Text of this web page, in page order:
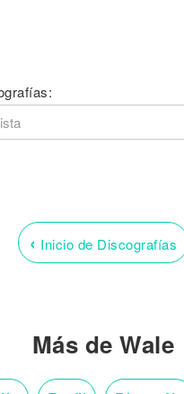
‹ Inicio de Discografías
Más de Wale